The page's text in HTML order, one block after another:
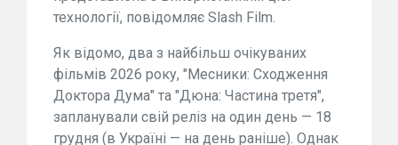
технології, повідомляє Slash Film.
Як відомо, два з найбільш очікуваних
фільмів 2026 року, "Месники: Сходження
Доктора Дума" та "Дюна: Частина третя",
запланували свій реліз на один день — 18
грудня (в Україні — на день раніше). Однак